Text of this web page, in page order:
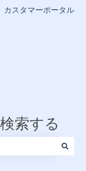
カスタマーポータル
索する